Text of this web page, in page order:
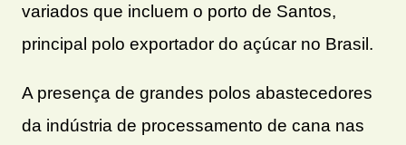
variados que incluem o porto de Santos,
principal polo exportador do açúcar no Brasil.
A presença de grandes polos abastecedores
da indústria de processamento de cana nas